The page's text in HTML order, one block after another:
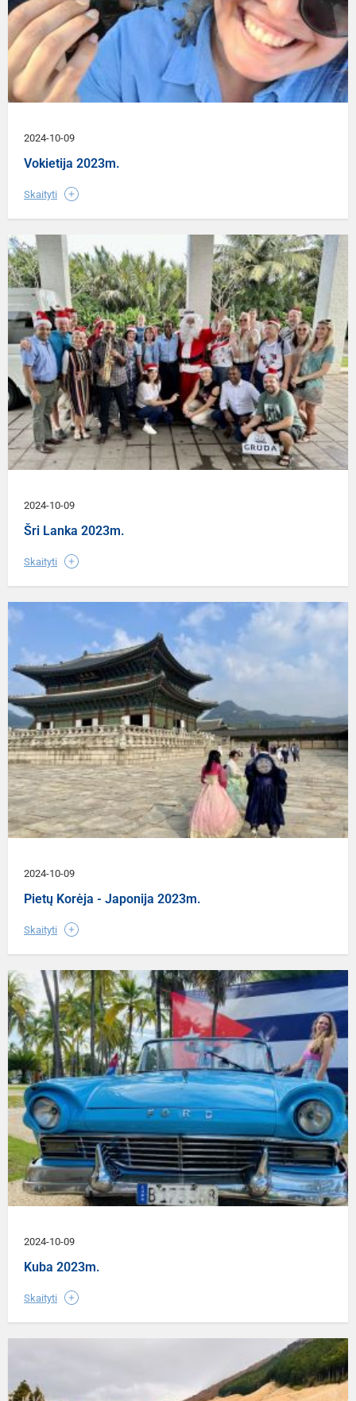
2024-10-09
Vokietija 2023m.
Skaityti
2024-10-09
Šri Lanka 2023m.
Skaityti
2024-10-09
Pietų Korėja - Japonija 2023m.
Skaityti
2024-10-09
Kuba 2023m.
Skaityti